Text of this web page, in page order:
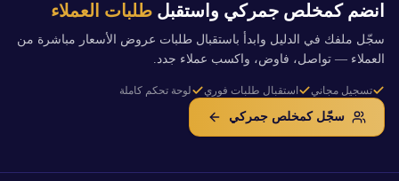
انضم كمخلص جمركي واستقبل طلبات العملاء
سجّل ملفك في الدليل وابدأ باستقبال طلبات عروض الأسعار مباشرة من
العملاء — تواصل، فاوض، واكسب عملاء جدد.
تسجيل مجاني استقبال طلبات فوري لوحة تحكم كاملة
سجّل كمخلص جمركي